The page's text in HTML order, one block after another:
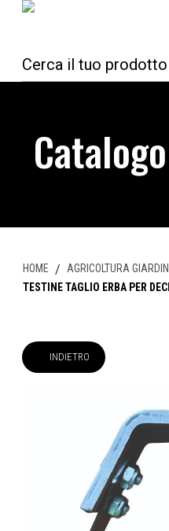
HOME /AGRICOLTURA
TESTINE TAGLIO ERBA PER
INDIETRO